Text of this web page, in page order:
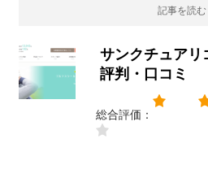
記事を読む
サンクチュアリ
評判・口コミ
総合評価：